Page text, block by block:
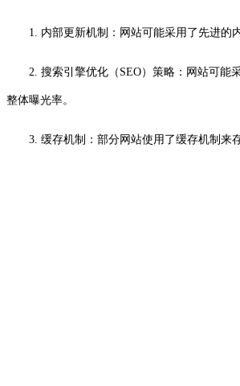
1. 内部更新机制：网站可能采用了先进的
2. 搜索引擎优化（SEO）策略：网站可能
整体曝光率。
3. 缓存机制：部分网站使用了缓存机制来